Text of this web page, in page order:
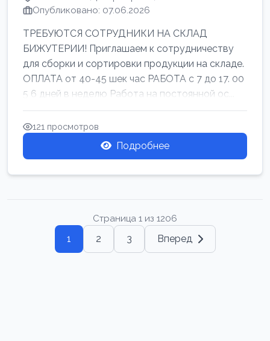
Опубликовано: 07.06.2026
ТРЕБУЮТСЯ СОТРУДНИКИ НА СКЛАД
БИЖУТЕРИИ! Приглашаем к сотрудничеству
для сборки и сортировки продукции на складе.
ОПЛАТА от 40-45 шек час РАБОТА с 7 до 17. 00
5 6 дней в неделю Работа на постоянной ос...
121 просмотров
Подробнее
Страница 1 из 1206
1 2 3 Вперед